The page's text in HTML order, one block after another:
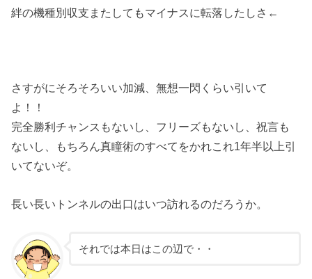
絆の機種別収支またしてもマイナスに転落したしさ←
さすがにそろそろいい加減、無想一閃くらい引いて
よ！！
完全勝利チャンスもないし、フリーズもないし、祝言も
ないし、もちろん真瞳術のすべてをかれこれ1年半以上引
いてないぞ。
長い長いトンネルの出口はいつ訪れるのだろうか。
それでは本日はこの辺で・・